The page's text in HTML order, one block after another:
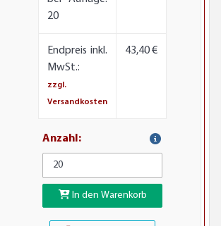
20
Endpreis inkl.
MwSt.:
zzgl.
Versandkosten
43,40 €
Anzahl:
In den Warenkorb